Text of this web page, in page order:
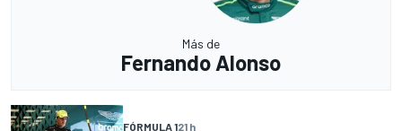
Más de
Fernando Alonso
FÓRMULA 121 h